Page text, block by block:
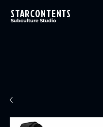
STARCONTENTS
Subculture Studio